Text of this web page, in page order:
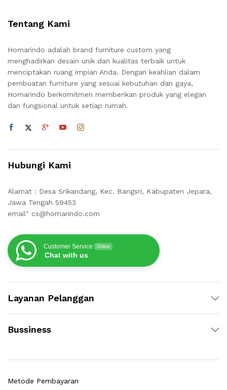
Tentang Kami
Homarindo adalah brand furniture custom yang
menghadirkan desain unik dan kualitas terbaik untuk
menciptakan ruang impian Anda. Dengan keahlian dalam
pembuatan furniture yang sesuai kebutuhan dan gaya,
Homarindo berkomitmen memberikan produk yang elegan
dan fungsional untuk setiap rumah.
Hubungi Kami
Alamat : Desa Srikandang, Kec. Bangsri, Kabupaten Jepara,
Jawa Tengah 59453
email" cs@homarindo.com
Customer Service Online
Chat with us
Layanan Pelanggan
Bussiness
Metode Pembayaran